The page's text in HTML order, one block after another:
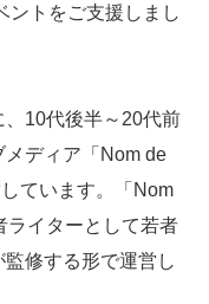
ントをご支援しまし
10代後半～20代前
ディア「Nom de
ています。「Nom
ライターとして若者
監修する形で運営し